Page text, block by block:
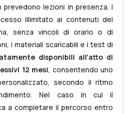
lezioni in presenza. I
illimitato ai contenuti del
senza vincoli di orario o di
i materiali scaricabili e i test di
disponibili all’atto di
12 mesi, consentendo uno
secondo il ritmo
Nel caso in cui il
a completare il percorso entro